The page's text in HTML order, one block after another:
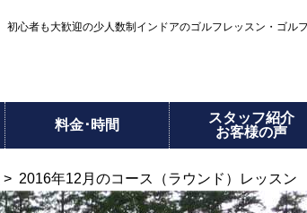
初心者も大歓迎の少人数制インドアのゴルフレッスン・ゴル
料金･時間
スタッフ紹介
お客様の声
> 2016年12月のコース（ラウンド）レッスン